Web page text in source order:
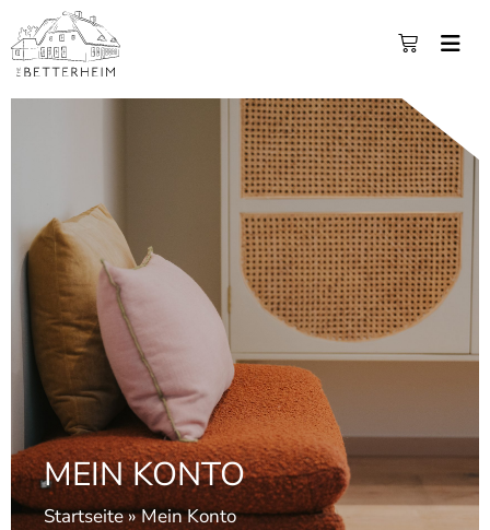
MEIN KONTO
Startseite»Mein Konto